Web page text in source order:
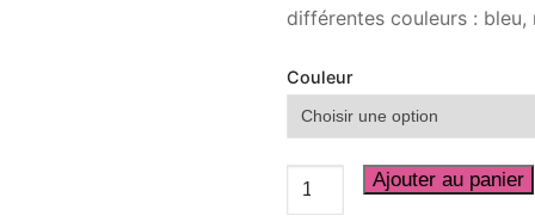
différentes couleurs :
Couleur
quantité
de
Ajouter au panier